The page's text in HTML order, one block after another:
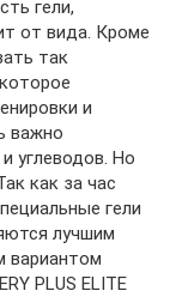
гели,
от вида. Кроме
так
и
важно
углеводов. Но
как за час
гели
лучшим
вариантом
PLUS ELITE